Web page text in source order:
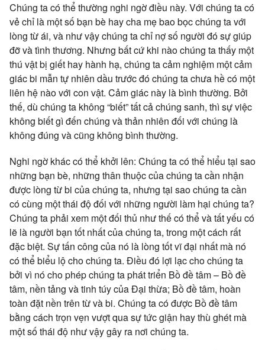
Chúng ta có thể thường nghi ngờ điều này. Với chúng ta có
vẻ chỉ là một số bạn bè hay cha mẹ bao bọc chúng ta với
lòng từ ái, và như vậy chúng ta chỉ nợ số người đó sự giúp
đỡ và tình thương. Nhưng bất cứ khi nào chúng ta thấy một
thú vật bị giết hay hành hạ, chúng ta cảm nghiệm một cảm
giác bi mẫn tự nhiên dầu trước đó chúng ta chưa hề có một
liên hệ nào với con vật. Cảm giác này là bình thường. Bởi
thế, dù chúng ta không “biết” tất cả chúng sanh, thì sự việc
không biết gì đến chúng và thản nhiên đối với chúng là
không đúng và cũng không bình thường.
Nghi ngờ khác có thể khởi lên: Chúng ta có thể hiểu tại sao
những bạn bè, những thân thuộc của chúng ta cần nhận
được lòng từ bi của chúng ta, nhưng tại sao chúng ta cần
có cùng một thái độ đối với những người làm hại chúng ta?
Chúng ta phải xem một đối thủ như thế có thể và tất yếu có
lẽ là người bạn tốt nhất của chúng ta, trong một cách rất
đặc biệt. Sự tấn công của nó là lòng tốt vĩ đại nhất mà nó
có thể biểu lộ cho chúng ta. Điều đó lợi lạc cho chúng ta
bởi vì nó cho phép chúng ta phát triển Bồ đề tâm – Bồ đề
tâm, nền tảng và tinh túy của Đại thừa; Bồ đề tâm, hoàn
toàn đặt nền trên từ và bi. Chúng ta có được Bồ đề tâm
bằng cách trọn vẹn vượt qua sự tức giận hay thù ghét mà
một số thái độ như vậy gây ra nơi chúng ta.